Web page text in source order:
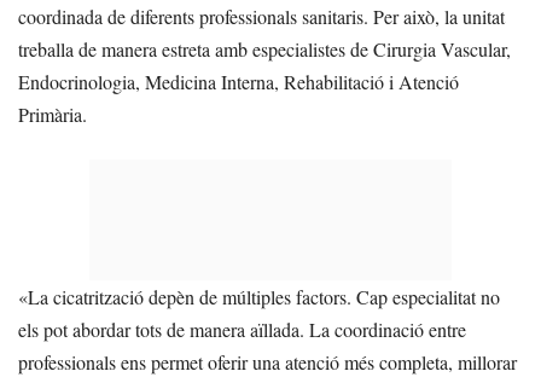
coordinada de diferents professionals sanitaris. Per això, la unitat
treballa de manera estreta amb especialistes de Cirurgia Vascular,
Endocrinologia, Medicina Interna, Rehabilitació i Atenció
Primària.
«La cicatrització depèn de múltiples factors. Cap especialitat no
els pot abordar tots de manera aïllada. La coordinació entre
professionals ens permet oferir una atenció més completa, millorar